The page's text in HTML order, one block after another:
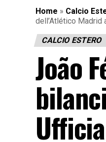
Home » Calcio
dell’Atlético
CALCIO ESTERO
João